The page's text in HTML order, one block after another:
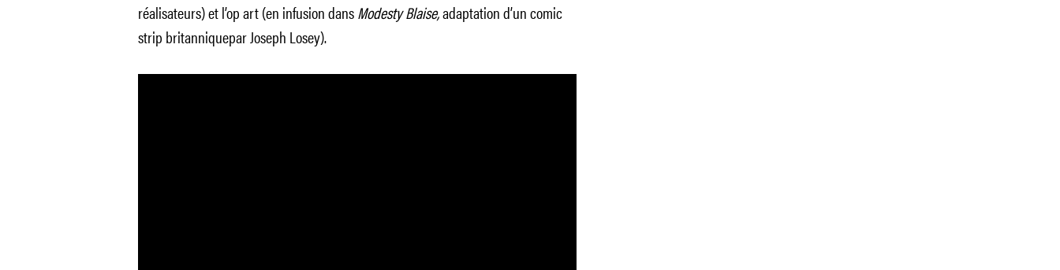
réalisateurs) et l’op art (en infusion dansModesty Blaise,adaptation d’un comic
strip britanniquepar Joseph Losey).